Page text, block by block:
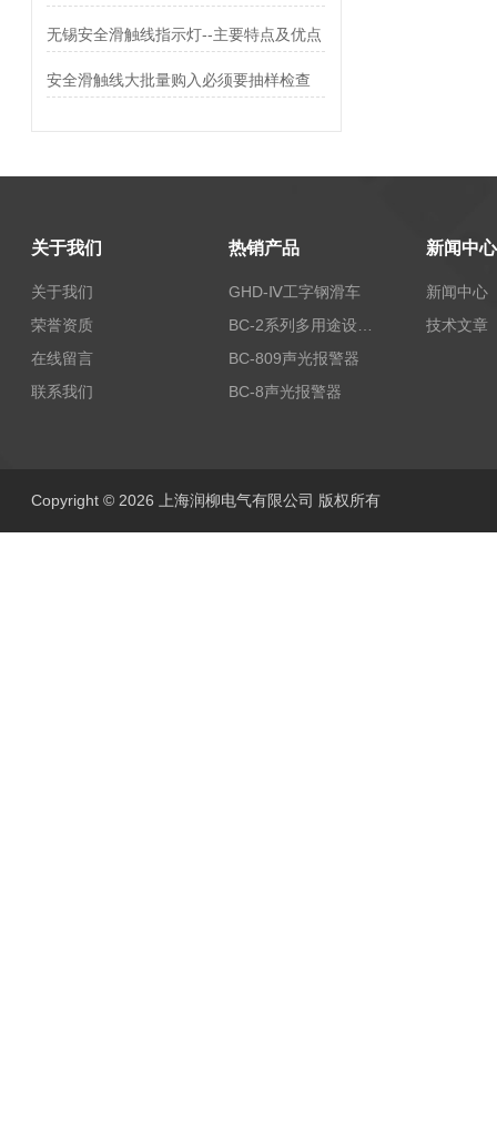
无锡安全滑触线指示灯--主要特点及优点
安全滑触线大批量购入必须要抽样检查
关于我们
关于我们
荣誉资质
在线留言
联系我们
热销产品
GHD-Ⅳ工字钢滑车
BC-809声光报警器
BC-8声光报警器
新闻中心
新闻中心
技术文章
Copyright © 2026 上海润柳电气有限公司 版权所有